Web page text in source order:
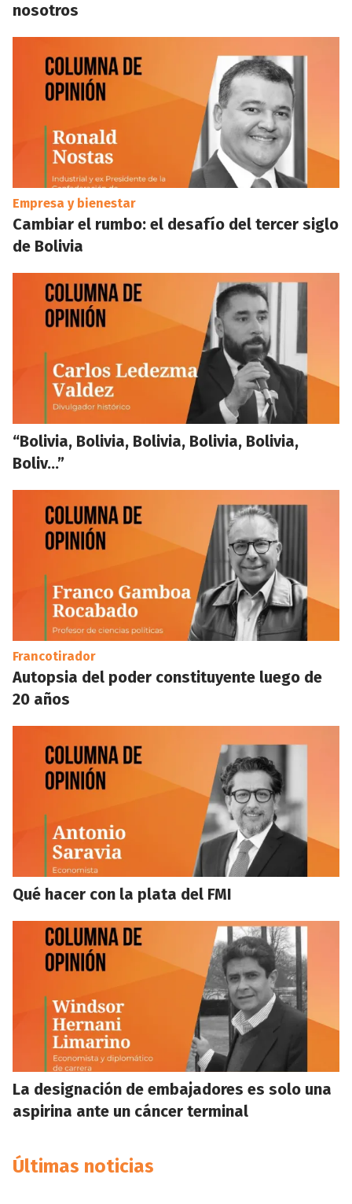
nosotros
Empresa y bienestar
Cambiar el rumbo: el desafío del tercer siglo
de Bolivia
“Bolivia, Bolivia, Bolivia, Bolivia, Bolivia,
Boliv…”
Francotirador
Autopsia del poder constituyente luego de
20 años
Qué hacer con la plata del FMI
La designación de embajadores es solo una
aspirina ante un cáncer terminal
Últimas noticias